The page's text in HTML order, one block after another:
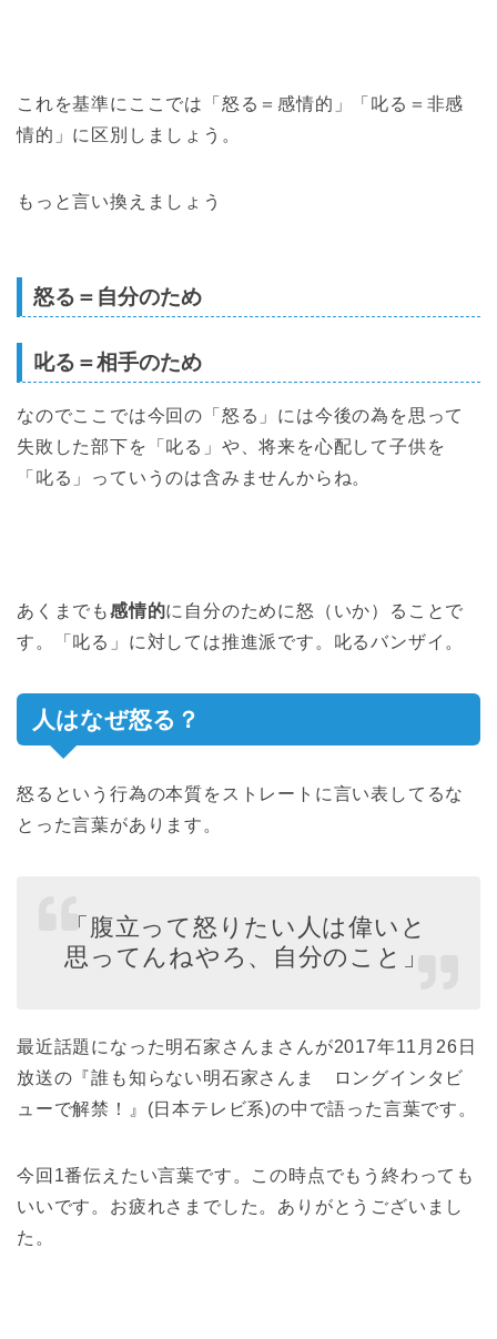
これを基準にここでは「怒る＝感情的」「叱る＝非感
情的」に区別しましょう。
もっと言い換えましょう
怒る＝自分のため
叱る＝相手のため
なのでここでは今回の「怒る」には今後の為を思って
失敗した部下を「叱る」や、将来を心配して子供を
「叱る」っていうのは含みませんからね。
あくまでも感情的に自分のために怒（いか）ることで
す。「叱る」に対しては推進派です。叱るバンザイ。
人はなぜ怒る？
怒るという行為の本質をストレートに言い表してるな
とった言葉があります。
「腹立って怒りたい人は偉いと
思ってんねやろ、自分のこと」
最近話題になった明石家さんまさんが2017年11月26日
放送の『誰も知らない明石家さんま ロングインタビ
ューで解禁！』(日本テレビ系)の中で語った言葉です。
今回1番伝えたい言葉です。この時点でもう終わっても
いいです。お疲れさまでした。ありがとうございまし
た。